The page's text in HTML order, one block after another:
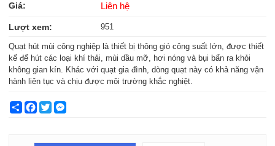
Giá: Liên hệ
Lượt xem: 951
Quạt hút mùi công nghiệp là thiết bị thông gió công suất lớn, được thiết
kế để hút các loại khí thải, mùi dầu mỡ, hơi nóng và bụi bẩn ra khỏi
không gian kín. Khác với quạt gia đình, dòng quạt này có khả năng vận
hành liên tục và chịu được môi trường khắc nghiệt.
ShareFacebook
Twitter